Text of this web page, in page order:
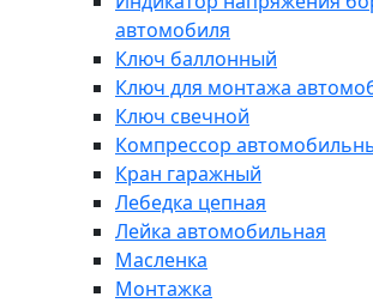
автомобиля
Ключ баллонный
Ключ для монтажа
Ключ свечной
Компрессор
Кран гаражный
Лебедка цепная
Лейка автомобильная
Масленка
Монтажка